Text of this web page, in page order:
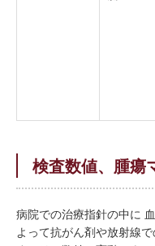
検査数値、腫瘍
病院での治療指針の中に
よって抗がん剤や放射線